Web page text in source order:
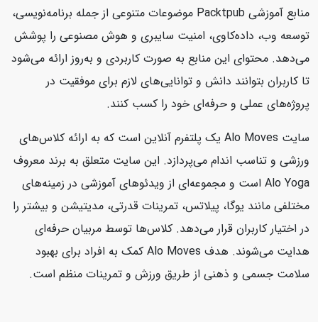
منابع آموزشی Packtpub موضوعات متنوعی از جمله برنامه‌نویسی،
توسعه وب، داده‌کاوی، امنیت سایبری و هوش مصنوعی را پوشش
می‌دهد. محتوای این منابع به صورت کاربردی و به‌روز ارائه می‌شود
تا کاربران بتوانند دانش و توانایی‌های لازم برای موفقیت در
پروژه‌های عملی و حرفه‌ای خود را کسب کنند.
سایت Alo Moves یک پلتفرم آنلاین است که به ارائه کلاس‌های
ورزشی و تناسب اندام می‌پردازد. این سایت متعلق به برند معروف
Alo Yoga است و مجموعه‌ای از ویدئوهای آموزشی در زمینه‌های
مختلفی مانند یوگا، پیلاتس، تمرینات قدرتی، مدیتیشن و بیشتر را
در اختیار کاربران قرار می‌دهد. کلاس‌ها توسط مربیان حرفه‌ای
هدایت می‌شوند. هدف Alo Moves کمک به افراد برای بهبود
سلامت جسمی و ذهنی از طریق ورزش و تمرینات منظم است.